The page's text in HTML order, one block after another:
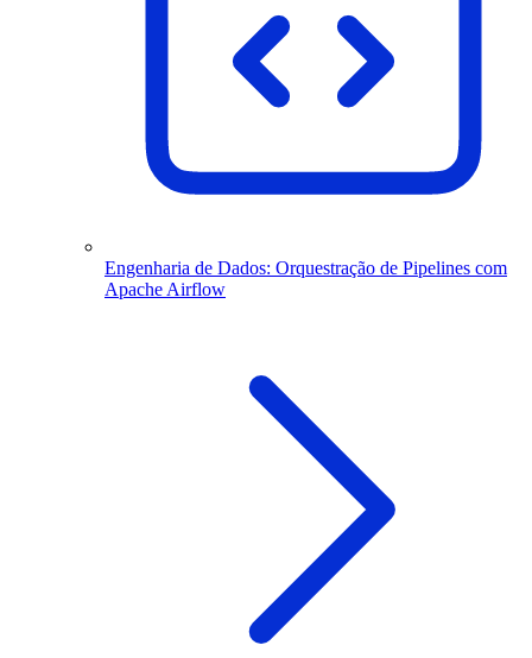
Engenharia de Dados: Orquestração de Pipelines com
Apache Airflow